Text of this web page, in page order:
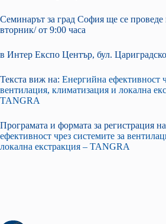
Семинарът за град София ще се проведе
вторник/ от 9:00 часа
в Интер Експо Център, бул.
Текста виж на: Енергийна ефективност
вентилация, климатизация и локална
TANGRA
Програмата и формата за регистрация
ефективност чрез системите за
локална екстракция – TANGRA